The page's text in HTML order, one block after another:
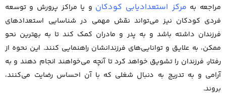
مراجعه به مرکز استعدادیابی کودکان و یا مراکز پرورش و توسعه
فردی کودکان نیز می‌تواند نقش مهمی در شناسایی استعدادهای
فرزندان داشته باشد و به پدر و مادران کمک کند تا به بهترین نحو
ممکن، به علایق و توانایی‌های فرزندانشان راهنمایی کنند. این نحوه از
رفتار، فرزندان را تشویق خواهد کرد تا آنچه می‌خواهند انجام دهند و به
آرامی و به تدریج به دنبال شغلی که با آن احساس رضایت می‌کنند،
بروند.